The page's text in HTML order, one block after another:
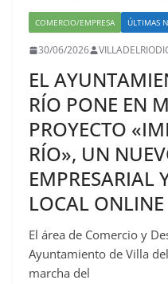
COMERCIO/EMPRESA ÚLTIMAS
30/06/2026
EL
RÍO PONE EN
PROYECTO
RÍO», UN
EMPRESARIAL
LOCAL ONLINE
El área de Comercio y
Ayuntamiento de Villa
marcha del